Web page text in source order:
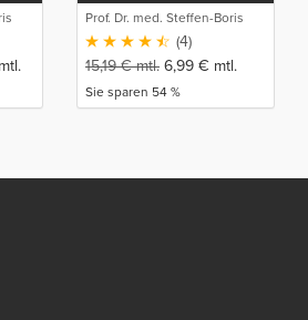
mtl.
Prof. Dr. med. Steffen-Boris
Wirth (1)
(4)
15,19€mtl. 6,99 € mtl.
Sie sparen 54 %